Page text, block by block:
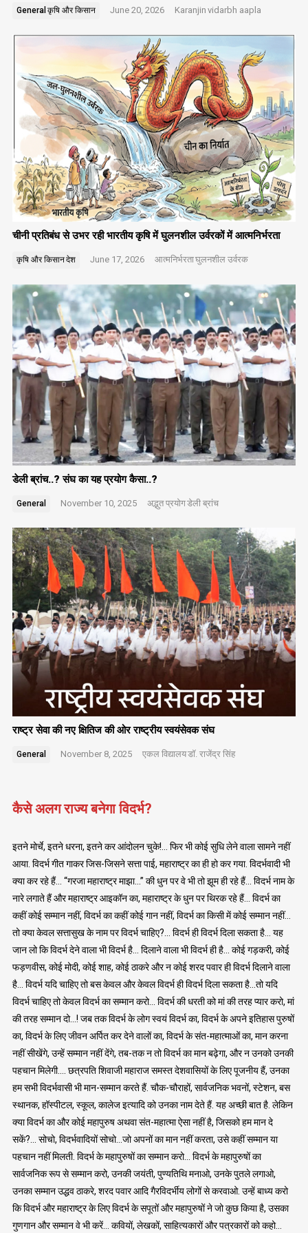
General कृषि और किसान June 20, 2026 Karanjin vidarbh aapla
चीनी प्रतिबंध से उभर रही भारतीय कृषि में घुलनशील उर्वरकों में आत्मनिर्भरता
कृषि और किसानदेश June 17, 2026 आत्मनिर्भरताघुलनशील उर्वरक
डेली ब्रांच..? संघ का यह प्रयोग कैसा..?
General November 10, 2025 अद्भुत प्रयोगडेली ब्रांच
राष्ट्र सेवा की नए क्षितिज की ओर राष्ट्रीय स्वयंसेवक संघ
General November 8, 2025 एकल विद्यालयडॉ. राजेंद्र सिंह
कैसे अलग राज्य बनेगा विदर्भ?
इतने मोर्चे, इतने धरना, इतने कर आंदोलन चुके!… फिर भी कोई सुधि लेने वाला सामने नहीं
आया. विदर्भ गीत गाकर जिस-जिसने सत्ता पाई, महाराष्ट्र का ही हो कर गया. विदर्भवादी भी
क्या कर रहे हैं… “गरजा महाराष्ट्र माझा…” की धुन पर वे भी तो झूम ही रहे हैं… विदर्भ नाम के
नारे लगाते हैं और महाराष्ट्र आइकॉन का, महाराष्ट्र के धुन पर थिरक रहे हैं… विदर्भ का
कहीं कोई सम्मान नहीं, विदर्भ का कहीं कोई गान नहीं, विदर्भ का किसी में कोई सम्मान नहीं…
तो क्या केवल सत्तासुख के नाम पर विदर्भ चाहिए?… विदर्भ ही विदर्भ दिला सकता है… यह
जान लो कि विदर्भ देने वाला भी विदर्भ है… दिलाने वाला भी विदर्भ ही है… कोई गड़करी, कोई
फड़णवीस, कोई मोदी, कोई शाह, कोई ठाकरे और न कोई शरद पवार ही विदर्भ दिलाने वाला
है… विदर्भ यदि चाहिए तो बस केवल और केवल विदर्भ ही विदर्भ दिला सकता है…तो यदि
विदर्भ चाहिए तो केवल विदर्भ का सम्मान करो… विदर्भ की धरती को मां की तरह प्यार करो, मां
की तरह सम्मान दो…! जब तक विदर्भ के लोग स्वयं विदर्भ का, विदर्भ के अपने इतिहास पुरुषों
का, विदर्भ के लिए जीवन अर्पित कर देने वालों का, विदर्भ के संत-महात्माओं का, मान करना
नहीं सीखेंगे, उन्हें सम्मान नहीं देंगे, तब-तक न तो विदर्भ का मान बढ़ेगा, और न उनको उनकी
पहचान मिलेगी…. छत्रपति शिवाजी महाराज समस्त देशवासियों के लिए पूजनीय हैं, उनका
हम सभी विदर्भवासी भी मान-सम्मान करते हैं. चौक-चौराहों, सार्वजनिक भवनों, स्टेशन, बस
स्थानक, हॉस्पीटल, स्कूल, कालेज इत्यादि को उनका नाम देते हैं. यह अच्छी बात है. लेकिन
क्या विदर्भ का और कोई महापुरुष अथवा संत-महात्मा ऐसा नहीं है, जिसको हम मान दे
सकें?… सोचो, विदर्भवादियों सोचो…जो अपनों का मान नहीं करता, उसे कहीं सम्मान या
पहचान नहीं मिलती. विदर्भ के महापुरुषों का सम्मान करो… विदर्भ के महापुरुषों का
सार्वजनिक रूप से सम्मान करो, उनकी जयंती, पुण्यतिथि मनाओ, उनके पुतले लगाओ,
उनका सम्मान उद्धव ठाकरे, शरद पवार आदि गैरविदर्भीय लोगों से करवाओ. उन्हें बाध्य करो
कि विदर्भ और महाराष्ट्र के लिए विदर्भ के सपूतों और महापुरुषों ने जो कुछ किया है, उसका
गुणगान और सम्मान वे भी करें… कवियों, लेखकों, साहित्यकारों और पत्रकारों को कहो…